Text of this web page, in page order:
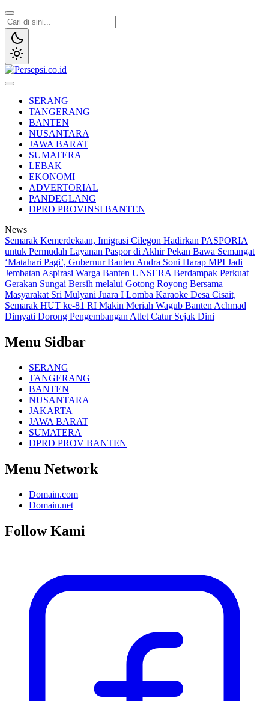
Lewati
ke
konten
SERANG
TANGERANG
BANTEN
NUSANTARA
JAWA BARAT
SUMATERA
LEBAK
EKONOMI
ADVERTORIAL
PANDEGLANG
DPRD PROVINSI BANTEN
News
Semarak Kemerdekaan, Imigrasi Cilegon Hadirkan PASPORIA
untuk Permudah Layanan Paspor di Akhir Pekan Bawa Semangat
‘Matahari Pagi’, Gubernur Banten Andra Soni Harap MPI Jadi
Jembatan Aspirasi Warga Banten UNSERA Berdampak Perkuat
Gerakan Sungai Bersih melalui Gotong Royong Bersama
Masyarakat Sri Mulyani Juara I Lomba Karaoke Desa Cisait,
Semarak HUT ke-81 RI Makin Meriah Wagub Banten Achmad
Dimyati Dorong Pengembangan Atlet Catur Sejak Dini
Menu Sidbar
SERANG
TANGERANG
BANTEN
NUSANTARA
JAKARTA
JAWA BARAT
SUMATERA
DPRD PROV BANTEN
Menu Network
Domain.com
Domain.net
Follow Kami